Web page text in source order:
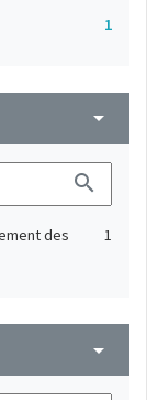
1
arrow_drop_down
search
des
1
arrow_drop_down